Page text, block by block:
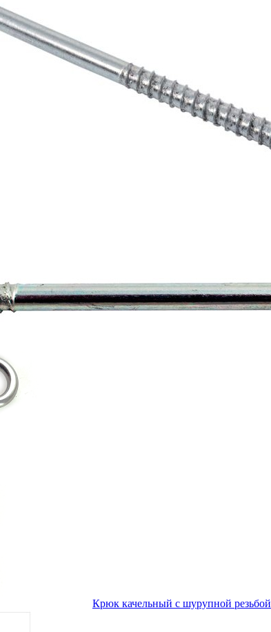
Крюк качельный с шурупной резьбой